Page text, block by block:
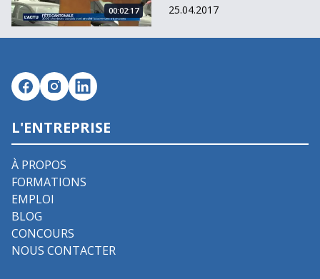
00:02:17
25.04.2017
L'ENTREPRISE
À PROPOS
FORMATIONS
EMPLOI
BLOG
CONCOURS
NOUS CONTACTER